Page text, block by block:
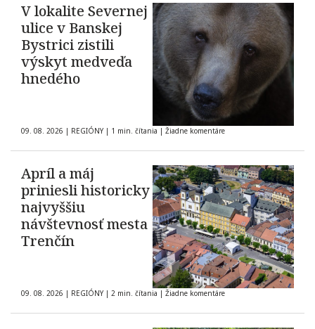
V lokalite Severnej
ulice v Banskej
Bystrici zistili
výskyt medveďa
hnedého
09. 08. 2026 | REGIÓNY | 1 min. čítania | Žiadne komentáre
Apríl a máj
priniesli historicky
najvyššiu
návštevnosť mesta
Trenčín
09. 08. 2026 | REGIÓNY | 2 min. čítania | Žiadne komentáre